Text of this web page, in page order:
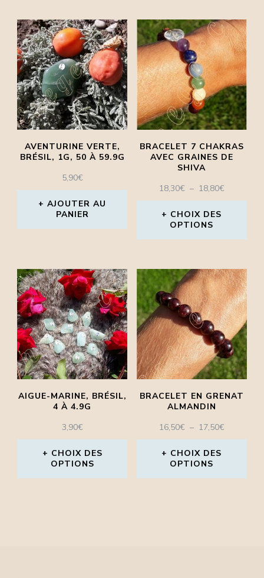
options
peuvent
être
choisies
sur
la
page
du
produit
options
peuvent
être
choisies
sur
la
page
du
AVENTURINE VERTE,
BRÉSIL, 1G, 50 À 59.9G
5,90€
AJOUTER AU
PANIER
BRACELET 7 CHAKRAS
AVEC GRAINES DE
SHIVA
18,30€ – 18,80€PLAGE
DE
À
CHOIX DES
OPTIONS
produit
a
plusieurs
variations.
Les
options
être
choisies
sur
la
page
AIGUE-MARINE, BRÉSIL,
4 À 4.9G
3,90€
CHOIX DES
OPTIONS
BRACELET EN GRENAT
ALMANDIN
16,50€ – 17,50€PLAGE
DE
À
CHOIX DES
OPTIONS